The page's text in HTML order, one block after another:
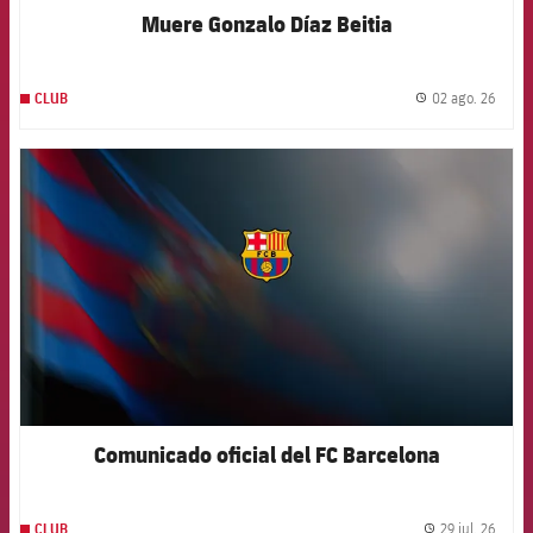
Muere Gonzalo Díaz Beitia
CLUB 02 ago. 26
Comunicado oficial del FC Barcelona
29 jul. 26